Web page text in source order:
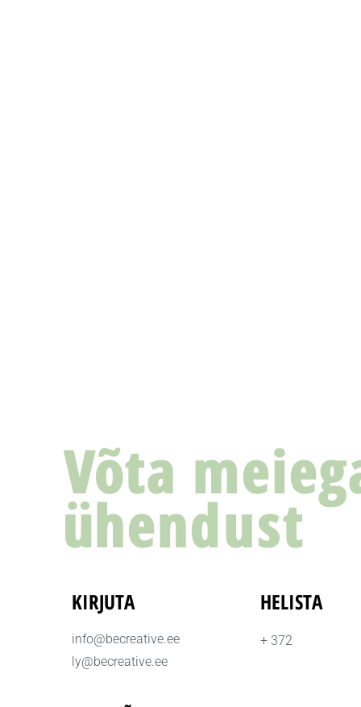
Võta
ühendust
KIRJUTA
info@becreative.ee
ly@becreative.ee
HELISTA
+ 372